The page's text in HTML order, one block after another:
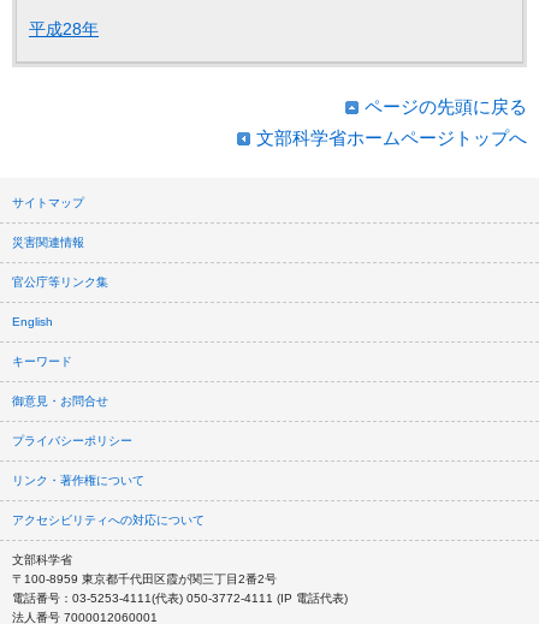
平成28年
ページの先頭に戻る
文部科学省ホームページトップへ
サイトマップ
災害関連情報
官公庁等リンク集
English
キーワード
御意見・お問合せ
プライバシーポリシー
リンク・著作権について
アクセシビリティへの対応について
文部科学省
〒100-8959 東京都千代田区霞が関三丁目2番2号
電話番号：03-5253-4111(代表) 050-3772-4111 (IP 電話代表)
法人番号 7000012060001